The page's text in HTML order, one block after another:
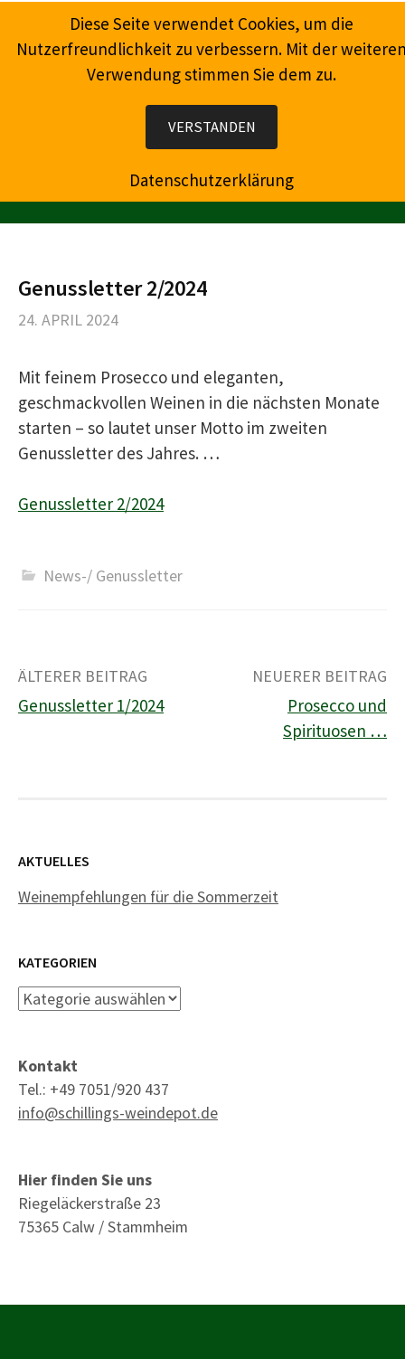
Inhalt
Wein, Champagner, Prosecco, Feinkost, Präsente
Genussletter 2/2024
24. APRIL 2024
Mit feinem Prosecco und eleganten,
geschmackvollen Weinen in die nächsten Monate
starten – so lautet unser Motto im zweiten
Genussletter des Jahres. …
Genussletter 2/2024
News-/ Genussletter
Beitrags-
Navigation
ÄLTERER BEITRAG
Genussletter 1/2024
NEUERER BEITRAG
Prosecco und
Spirituosen …
AKTUELLES
Weinempfehlungen für die Sommerzeit
KATEGORIEN
Kategorien
Kontakt
Tel.: +49 7051/920 437
info@schillings-weindepot.de
Hier finden Sie uns
Riegeläckerstraße 23
75365 Calw / Stammheim
Diese Seite verwendet Cookies, um die
Nutzerfreundlichkeit zu verbessern. Mit der
Verwendung stimmen Sie dem zu.
VERSTANDEN
Datenschutzerklärung